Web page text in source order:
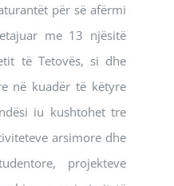
për së afërmi
me 13 njësitë
të Tetovës, si dhe
në kuadër të këtyre
iu kushtohet tre
arsimore dhe
projekteve